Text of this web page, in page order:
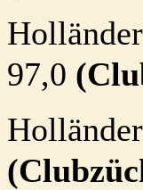
97,0